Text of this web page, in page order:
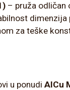
– pruža odličan
dimenzija
za teške
u ponudi AlCu